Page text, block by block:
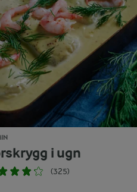
i ugn
(325)